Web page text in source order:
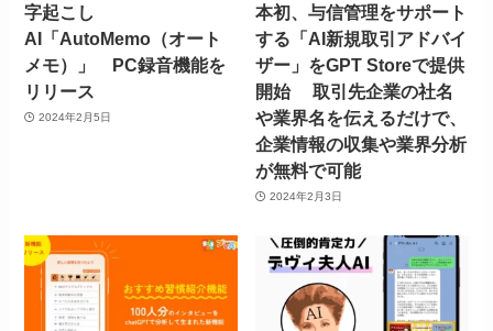
字起こし
AI「AutoMemo（オート
メモ）」 PC録音機能を
リリース
2024年2月5日
本初、与信管理をサポート
する「AI新規取引アドバイ
ザー」をGPT Storeで提供
開始 取引先企業の社名
や業界名を伝えるだけで、
企業情報の収集や業界分析
が無料で可能
2024年2月3日